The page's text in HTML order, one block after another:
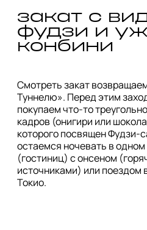
закат с
фудзи и
конбини
Смотреть закат
Туннелю». Перед этим
покупаем что-то
кадров (онигири или
которого посвящен Фудзи-
остаемся ночевать в одном
(гостиниц) с онсеном
источниками) или поездом